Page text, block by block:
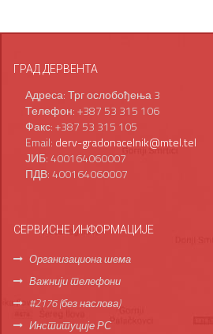
ГРАД ДЕРВЕНТА
Адреса: Трг ослобођења 3
Телефон: +387 53 315 106
Факс: +387 53 315 105
Email: derv-gradonacelnik@mtel.tel
ЈИБ: 400164060007
ПДВ: 400164060007
СЕРВИСНЕ ИНФОРМАЦИЈЕ
Организациона шема
Важнији телефони
#2176 (без наслова)
Институције РС